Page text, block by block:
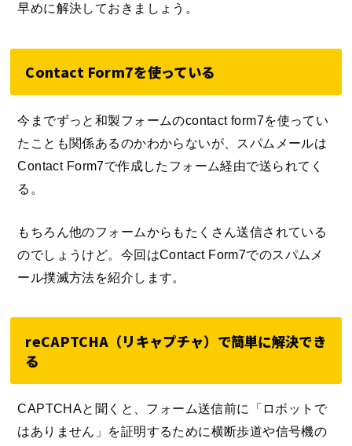
早めに解決しておきましょう。
Contact Form7を使っている
今までずっと和製フォームのcontact form7を使ってい
たことも関係あるのかわからないが、スパムメールは
Contact Form7で作成したフォーム経由で送られてく
る。
もちろん他のフォームからもたくさん送信されている
のでしょうけど。今回はContact Form7でのスパムメ
ール撲滅方法を紹介します。
reCAPTCHA（リキャプチャ）で簡単に解決でき
る
CAPTCHAと聞くと、フォーム送信前に「ロボットで
はありません」を証明するために横断歩道や信号機の